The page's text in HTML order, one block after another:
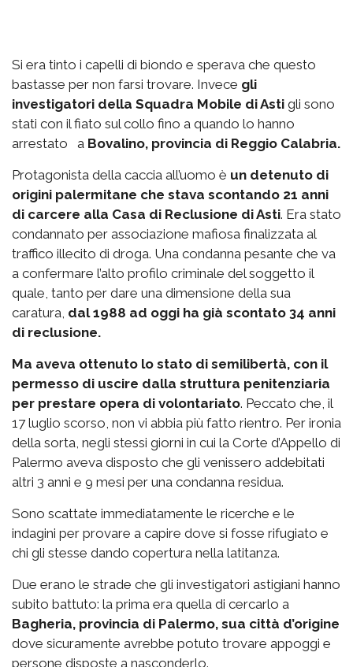
Si era tinto i capelli di biondo e sperava che questo
bastasse per non farsi trovare. Invece gli
investigatori della Squadra Mobile di Asti gli sono
stati con il fiato sul collo fino a quando lo hanno
arrestato a Bovalino, provincia di Reggio Calabria.
Protagonista della caccia all’uomo è un detenuto di
origini palermitane che stava scontando 21 anni
di carcere alla Casa di Reclusione di Asti. Era stato
condannato per associazione mafiosa finalizzata al
traffico illecito di droga. Una condanna pesante che va
a confermare l’alto profilo criminale del soggetto il
quale, tanto per dare una dimensione della sua
caratura, dal 1988 ad oggi ha già scontato 34 anni
di reclusione.
Ma aveva ottenuto lo stato di semilibertà, con il
permesso di uscire dalla struttura penitenziaria
per prestare opera di volontariato. Peccato che, il
17 luglio scorso, non vi abbia più fatto rientro. Per ironia
della sorta, negli stessi giorni in cui la Corte d’Appello di
Palermo aveva disposto che gli venissero addebitati
altri 3 anni e 9 mesi per una condanna residua.
Sono scattate immediatamente le ricerche e le
indagini per provare a capire dove si fosse rifugiato e
chi gli stesse dando copertura nella latitanza.
Due erano le strade che gli investigatori astigiani hanno
subito battuto: la prima era quella di cercarlo a
Bagheria, provincia di Palermo, sua città d’origine
dove sicuramente avrebbe potuto trovare appoggi e
persone disposte a nasconderlo.